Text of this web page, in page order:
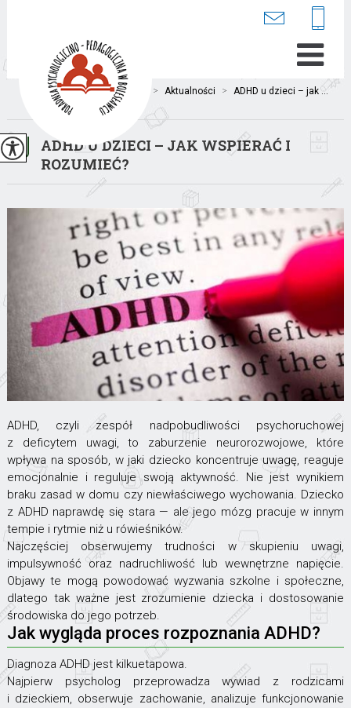
Jesteś tutaj:Home > Aktualności > ADHD u dzieci – jak ...
ADHD U DZIECI – JAK WSPIERAĆ I
ROZUMIEĆ?
ADHD, czyli zespół nadpobudliwości psychoruchowej
z deficytem uwagi, to zaburzenie neurorozwojowe, które
wpływa na sposób, w jaki dziecko koncentruje uwagę, reaguje
emocjonalnie i reguluje swoją aktywność. Nie jest wynikiem
braku zasad w domu czy niewłaściwego wychowania. Dziecko
z ADHD naprawdę się stara — ale jego mózg pracuje w innym
tempie i rytmie niż u rówieśników.
Najczęściej obserwujemy trudności w skupieniu uwagi,
impulsywność oraz nadruchliwość lub wewnętrzne napięcie.
Objawy te mogą powodować wyzwania szkolne i społeczne,
dlatego tak ważne jest zrozumienie dziecka i dostosowanie
środowiska do jego potrzeb.
Jak wygląda proces rozpoznania ADHD?
Diagnoza ADHD jest kilkuetapowa.
Najpierw psycholog przeprowadza wywiad z rodzicami
i dzieckiem, obserwuje zachowanie, analizuje funkcjonowanie